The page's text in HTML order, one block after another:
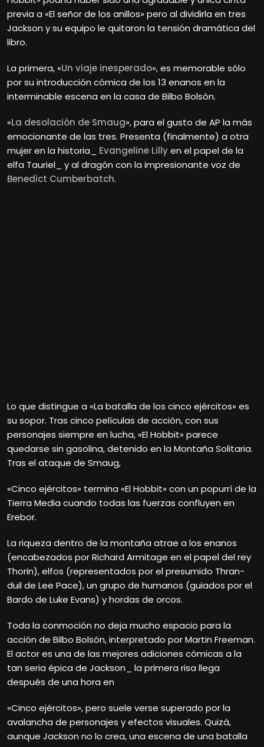
previa a «El señor de los anillos» pero al dividirla en tres
Jackson y su equipo le quitaron la tensión dramática del
libro.
La primera, «Un viaje inesperado», es memorable sólo
por su introducción cómica de los 13 enanos en la
interminable escena en la casa de Bilbo Bolsón.
«La desolación de Smaug», para el gusto de AP la más
emocionante de las tres. Presenta (finalmente) a otra
mujer en la historia_ Evangeline Lillyen el papel de la
elfa Tauriel_ y al dragón con la impresionante voz de
Benedict Cumberbatch.
Lo que distingue a «La batalla de los cinco ejércitos» es
su sopor. Tras cinco películas de acción, con sus
personajes siempre en lucha, «El Hobbit» parece
quedarse sin gasolina, detenido en la Montaña Solitaria.
Tras el ataque de Smaug,
«Cinco ejércitos» termina «El Hobbit» con un popurrí de la
Tierra Media cuando todas las fuerzas confluyen en
Erebor.
La riqueza dentro de la montaña atrae a los enanos
(encabezados por Richard Armitage en el papel del rey
Thorin), elfos (representados por el presumido Thran-
duil de Lee Pace), un grupo de humanos (guiados por el
Bardo de Luke Evans) y hordas de orcos.
Toda la conmoción no deja mucho espacio para la
acción de Bilbo Bolsón, interpretado por Martin Freeman.
El actor es una de las mejores adiciones cómicas a la
tan seria épica de Jackson_ la primera risa llega
después de una hora en
«Cinco ejércitos», pero suele verse superado por la
avalancha de personajes y efectos visuales. Quizá,
aunque Jackson no lo crea, una escena de una batalla